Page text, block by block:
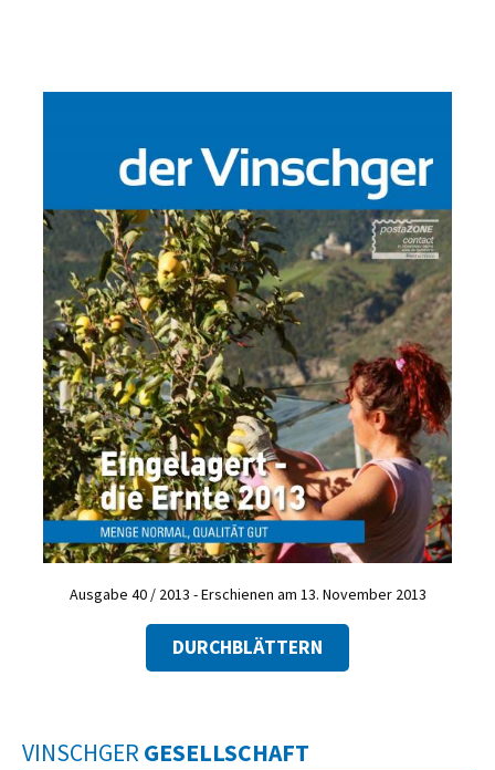
Ausgabe 40 / 2013 - Erschienen am 13. November 2013
DURCHBLÄTTERN
VINSCHGER GESELLSCHAFT